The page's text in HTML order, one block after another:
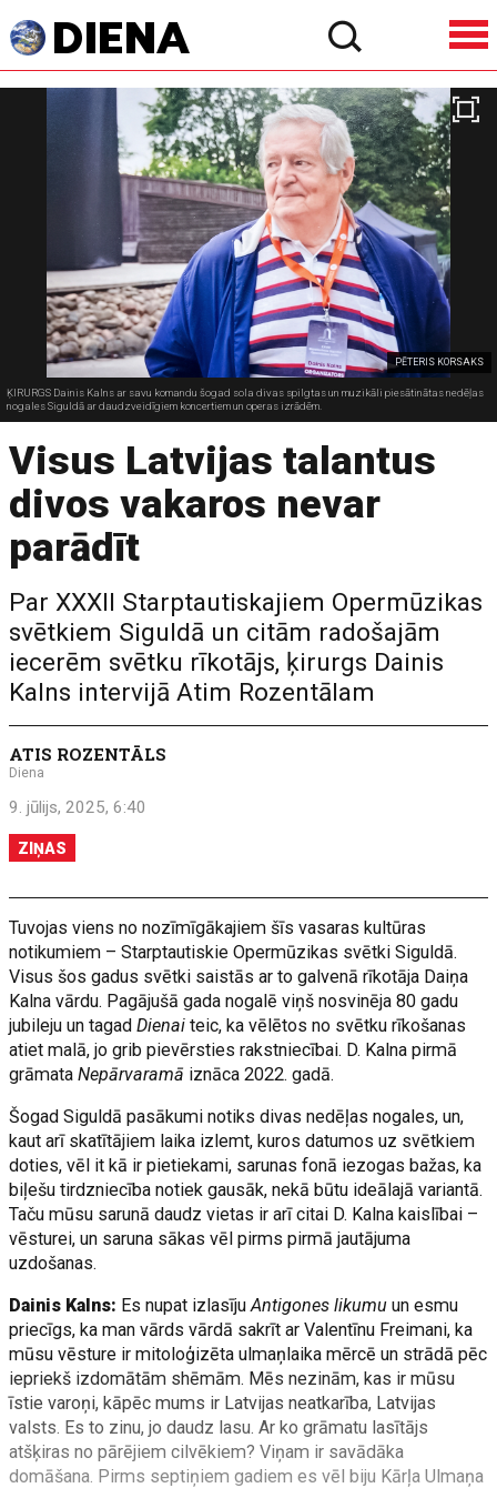
PĒTERIS KORSAKS
ĶIRURGS Dainis Kalns ar savu komandu šogad sola divas spilgtas un muzikāli piesātinātas nedēļas
nogales Siguldā ar daudzveidīgiem koncertiem un operas izrādēm.
Visus Latvijas talantus
divos vakaros nevar
parādīt
Par XXXII Starptautiskajiem Opermūzikas
svētkiem Siguldā un citām radošajām
iecerēm svētku rīkotājs, ķirurgs Dainis
Kalns intervijā Atim Rozentālam
ATIS ROZENTĀLS
Diena
9. jūlijs, 2025, 6:40
ZIŅAS
Tuvojas viens no nozīmīgākajiem šīs vasaras kultūras
notikumiem – Starptautiskie Opermūzikas svētki Siguldā.
Visus šos gadus svētki saistās ar to galvenā rīkotāja Daiņa
Kalna vārdu. Pagājušā gada nogalē viņš nosvinēja 80 gadu
jubileju un tagadDienaiteic, ka vēlētos no svētku rīkošanas
atiet malā, jo grib pievērsties rakstniecībai. D. Kalna pirmā
grāmataNepārvaramā iznāca 2022. gadā.
Šogad Siguldā pasākumi notiks divas nedēļas nogales, un,
kaut arī skatītājiem laika izlemt, kuros datumos uz svētkiem
doties, vēl it kā ir pietiekami, sarunas fonā iezogas bažas, ka
biļešu tirdzniecība notiek gausāk, nekā būtu ideālajā variantā.
Taču mūsu sarunā daudz vietas ir arī citai D. Kalna kaislībai –
vēsturei, un saruna sākas vēl pirms pirmā jautājuma
uzdošanas.
Dainis Kalns: Es nupat izlasījuAntigones likumu un esmu
priecīgs, ka man vārds vārdā sakrīt ar Valentīnu Freimani, ka
mūsu vēsture ir mitoloģizēta ulmaņlaika mērcē un strādā pēc
iepriekš izdomātām shēmām. Mēs nezinām, kas ir mūsu
īstie varoņi, kāpēc mums ir Latvijas neatkarība, Latvijas
valsts. Es to zinu, jo daudz lasu. Ar ko grāmatu lasītājs
atšķiras no pārējiem cilvēkiem? Viņam ir savādāka
domāšana. Pirms septiņiem gadiem es vēl biju Kārļa Ulmaņa